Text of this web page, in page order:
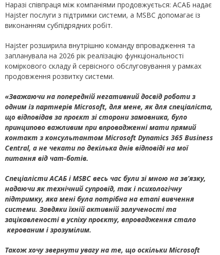
Наразі співпраця між компаніями продовжується: АСАБ надає
Hajster послуги з підтримки системи, а MSBC допомагає із
виконанням субпідрядних робіт.
Hajster розширила внутрішню команду впровадження та
запланувала на 2026 рік реалізацію функціональності
коміркового складу й сервісного обслуговування у рамках
продовження розвитку системи.
«Зважаючи на попередній негативний досвід роботи з
одним із партнерів Microsoft, для мене, як для спеціаліста,
що відповідав за проєкт зі сторони замовника, було
принципово важливим при впровадженні мати прямий
контакт з консультантом Microsoft Dynamics 365 Business
Central, а не чекати по декілька днів відповіді на мої
питання від чат-ботів.
Спеціалісти АСАБ і MSBC весь час були зі мною на зв’язку,
надаючи як технічний супровід, так і психологічну
підтримку, яка мені була потрібна на етапі вивчення
системи. Завдяки їхній активній залученості та
зацікавленості в успіху проєкту, впровадження стало
керованим і зрозумілим.
Також хочу звернути увагу на те, що оскільки Microsoft